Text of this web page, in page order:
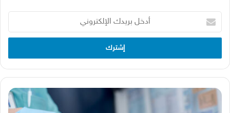
أدخل
بريدك
الإلكتروني
"صحّة" تقدم
التطعيمات